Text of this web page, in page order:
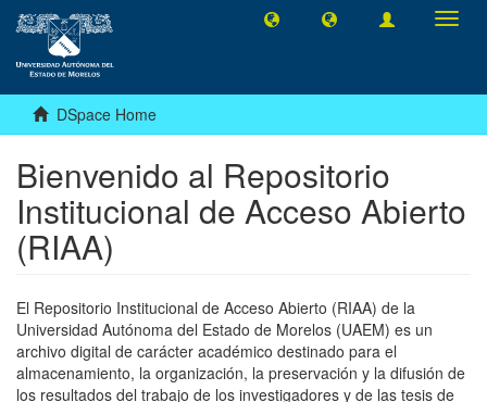
DSpace Home
Bienvenido al Repositorio
Institucional de Acceso Abierto
(RIAA)
El Repositorio Institucional de Acceso Abierto (RIAA) de la
Universidad Autónoma del Estado de Morelos (UAEM) es un
archivo digital de carácter académico destinado para el
almacenamiento, la organización, la preservación y la difusión de
los resultados del trabajo de los investigadores y de las tesis de